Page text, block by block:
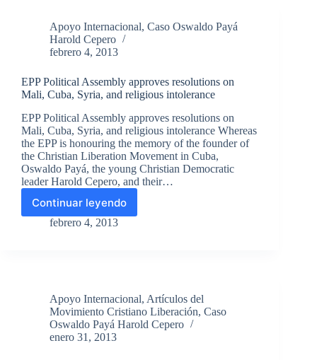
en
pro
de
democracia
y
contra
la
dictadura
realizada
por
Oswaldo
Payá
en
Cuba
Apoyo Internacional, Caso Oswaldo Payá
Harold Cepero
febrero 4, 2013
EPP Political Assembly approves resolutions on
Mali, Cuba, Syria, and religious intolerance
EPP Political Assembly approves resolutions on
Mali, Cuba, Syria, and religious intolerance Whereas
the EPP is honouring the memory of the founder of
the Christian Liberation Movement in Cuba,
Oswaldo Payá, the young Christian Democratic
leader Harold Cepero, and their…
Continuar leyendo
EPP
Political
Cuba,
Syria,
and
religious
febrero 4, 2013
Apoyo Internacional, Artículos del
Movimiento Cristiano Liberación, Caso
Oswaldo Payá Harold Cepero
enero 31, 2013